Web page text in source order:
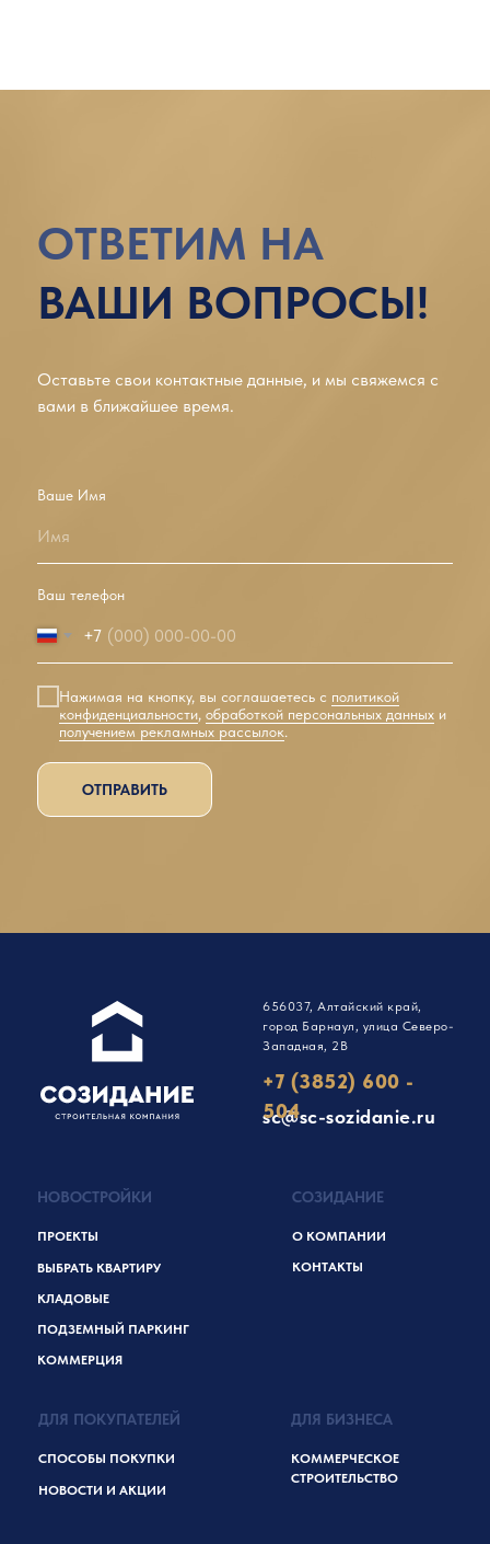
ОТВЕТИМ НА
ВАШИ ВОПРОСЫ!
Оставьте свои контактные данные, и мы свяжемся с
вами в ближайшее время.
Ваше Имя
Имя
Ваш телефон
+7
Нажимая на кнопку, вы соглашаетесь с политикой
конфиденциальности, обработкой персональных данных и
получением рекламных рассылок.
ОТПРАВИТЬ
656037, Алтайский край,
город Барнаул, улица Северо-
Западная, 2В
НОВОСТРОЙКИ
ПРОЕКТЫ
ВЫБРАТЬ КВАРТИРУ
КЛАДОВЫЕ
ПОДЗЕМНЫЙ ПАРКИНГ
КОММЕРЦИЯ
СОЗИДАНИЕ
О КОМПАНИИ
КОНТАКТЫ
ДЛЯ ПОКУПАТЕЛЕЙ
СПОСОБЫ ПОКУПКИ
НОВОСТИ И АКЦИИ
ДЛЯ БИЗНЕСА
КОММЕРЧЕСКОЕ
СТРОИТЕЛЬСТВО
sc@sc-sozidanie.ru
+7 (3852) 600 -
504